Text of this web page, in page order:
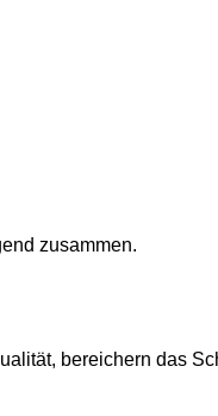
zu­sam­men.
be­rei­chern das